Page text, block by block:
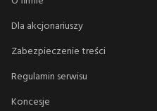
Dla akcjonariuszy
Zabezpieczenie treści
Regulamin serwisu
Koncesje